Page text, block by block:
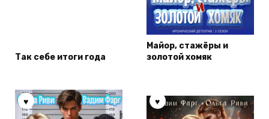
Так себе итоги года
Майор, стажёры и
золотой хомяк